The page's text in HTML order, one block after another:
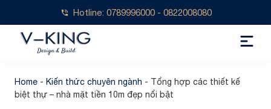
Hotline: 0789996000 - 0822008080
Home - Kiến thức chuyên ngành - Tổng hợp các thiết kế
biệt thự – nhà mặt tiền 10m đẹp nổi bật